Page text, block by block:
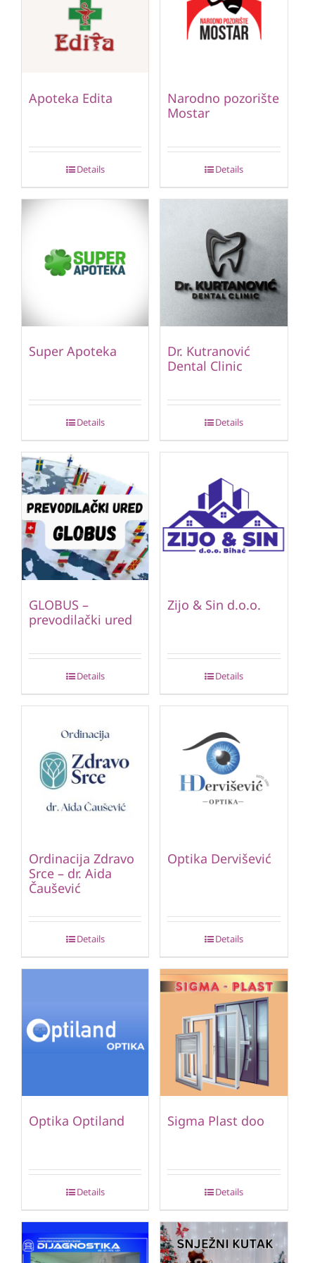
Apoteka Edita
Details
Narodno pozorište
Mostar
Details
Super Apoteka
Details
Dr. Kutranović
Dental Clinic
Details
GLOBUS –
prevodilački ured
Details
Zijo & Sin d.o.o.
Details
Ordinacija Zdravo
Srce – dr. Aida
Čaušević
Details
Optika Dervišević
Details
Optika Optiland
Details
Sigma Plast doo
Details